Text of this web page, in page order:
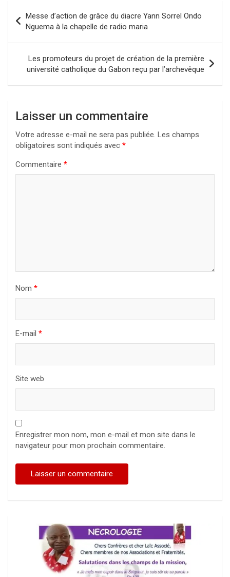
de
l’article
Messe d’action de grâce du diacre Yann Sorrel Ondo
Nguema à la chapelle de radio maria
Les promoteurs du projet de création de la première
université catholique du Gabon reçu par l’archevêque
Laisser un commentaire
Votre adresse e-mail ne sera pas publiée. Les champs
obligatoires sont indiqués avec *
Commentaire *
Nom *
E-mail *
Site web
Enregistrer mon nom, mon e-mail et mon site dans le
navigateur pour mon prochain commentaire.